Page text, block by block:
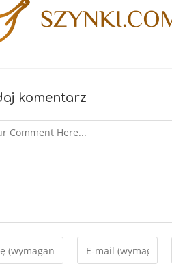
komentarz